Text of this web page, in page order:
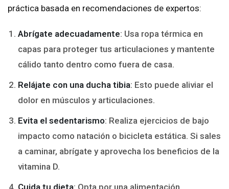
práctica basada en recomendaciones de expertos:
Abrígate adecuadamente: Usa ropa térmica en
capas para proteger tus articulaciones y mantente
cálido tanto dentro como fuera de casa.
Relájate con una ducha tibia: Esto puede aliviar el
dolor en músculos y articulaciones.
Evita el sedentarismo: Realiza ejercicios de bajo
impacto como natación o bicicleta estática. Si sales
a caminar, abrígate y aprovecha los beneficios de la
vitamina D.
Cuida tu dieta: Opta por una alimentación